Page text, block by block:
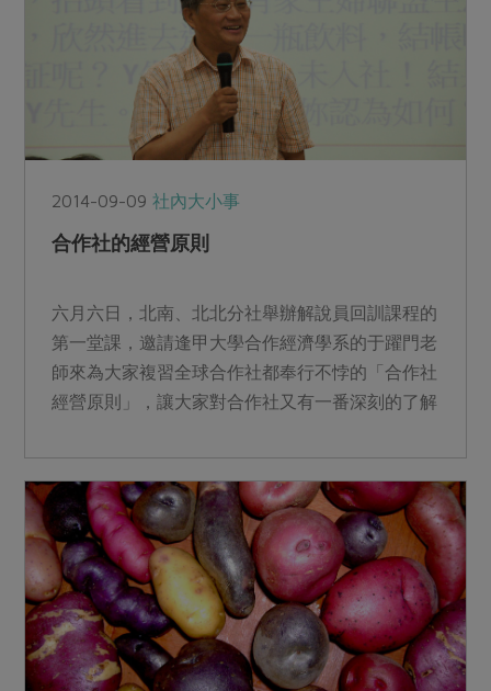
2014-09-09社內大小事
合作社的經營原則
六月六日，北南、北北分社舉辦解說員回訓課程的
第一堂課，邀請逢甲大學合作經濟學系的于躍門老
師來為大家複習全球合作社都奉行不悖的「合作社
經營原則」，讓大家對合作社又有一番深刻的了解